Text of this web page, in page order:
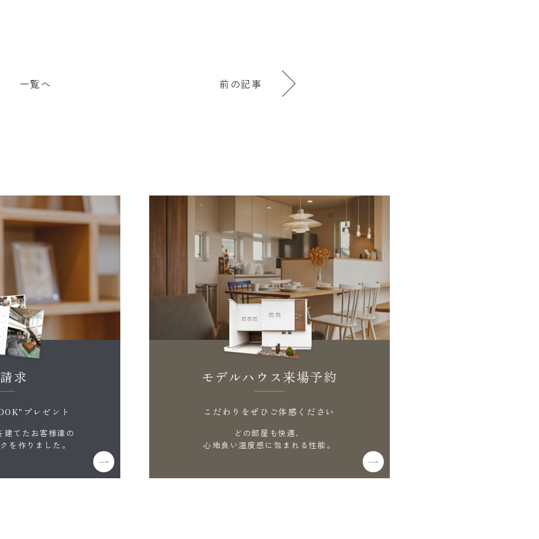
一覧へ 前の記事
求
プレゼント
建てたお客様達の
を作りました。
モデルハウス来場予約
こだわりをぜひご体感ください
どの部屋も快適、
心地良い温度感に包まれる性能。